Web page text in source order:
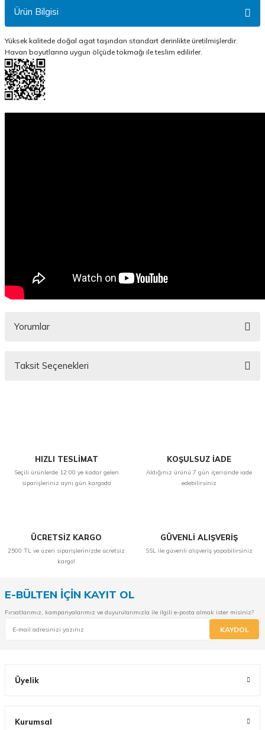
Ürün Bilgisi
Yüksek kalitede doğal agat taşından standart derinlikte üretilmişlerdir.
Havan boyutlarına uygun ölçüde tokmağı ile teslim edilirler.
Yorumlar
Taksit Seçenekleri
HIZLI TESLİMAT
Seçili ürünlerde 12:00 ye kadar gelen
siparişleriniz aynı gün kargoda
KOŞULSUZ İADE
Aldığınız ürünü 7 gün içerisinde iade
edebilirsiniz
ÜCRETSİZ KARGO
2500 TL ve üzeri siparişlerinizde ücretsiz
kargo!
GÜVENLİ ALIŞVERİŞ
SSL ile güvenli alışveriş yapabilirsiniz
E-BÜLTEN İÇİN KAYIT OL
Fırsatlarımız, kampanyalarımız ve duyurularımızla ile ilgili e-posta almak ister misiniz?
KAYDOL
Üyelik
Kurumsal